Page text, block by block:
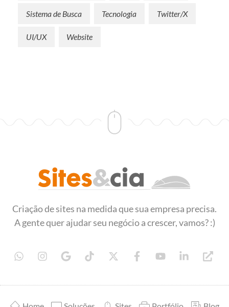
Sistema de Busca Tecnologia Twitter/X
UI/UX Website
Criação de sites na medida que sua empresa precisa.
A gente quer ajudar seu negócio a crescer, vamos? :)